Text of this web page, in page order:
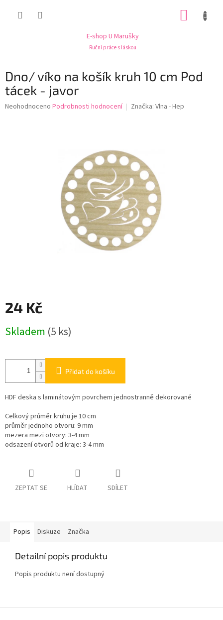
E-shop U Marušky
Ruční práce s láskou
Dno/ víko na košík kruh 10 cm Pod
tácek - javor
Průměrné
Neohodnoceno Podrobnosti hodnocení Značka: Vlna - Hep
24 Kč
cena:
Skladem (5 ks)
Přidat do košíku
HDF deska s laminátovým povrchem jednostranně dekorované
Celkový průměr kruhu je 10 cm
průměr jednoho otvoru: 9 mm
mezera mezi otvory: 3-4 mm
odsazení otvorů od kraje: 3-4 mm
ZEPTAT SE HLÍDAT SDÍLET
Popis Diskuze Značka
Detailní popis produktu
Popis produktu není dostupný